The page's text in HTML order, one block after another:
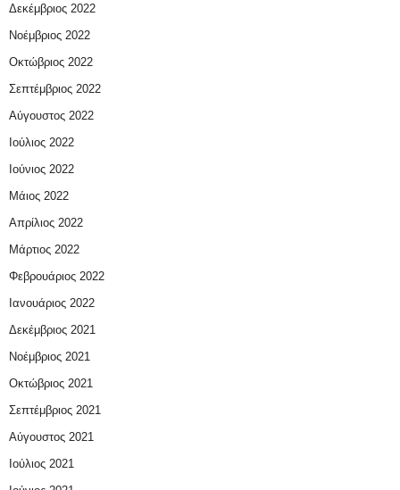
Δεκέμβριος 2022
Νοέμβριος 2022
Οκτώβριος 2022
Σεπτέμβριος 2022
Αύγουστος 2022
Ιούλιος 2022
Ιούνιος 2022
Μάιος 2022
Απρίλιος 2022
Μάρτιος 2022
Φεβρουάριος 2022
Ιανουάριος 2022
Δεκέμβριος 2021
Νοέμβριος 2021
Οκτώβριος 2021
Σεπτέμβριος 2021
Αύγουστος 2021
Ιούλιος 2021